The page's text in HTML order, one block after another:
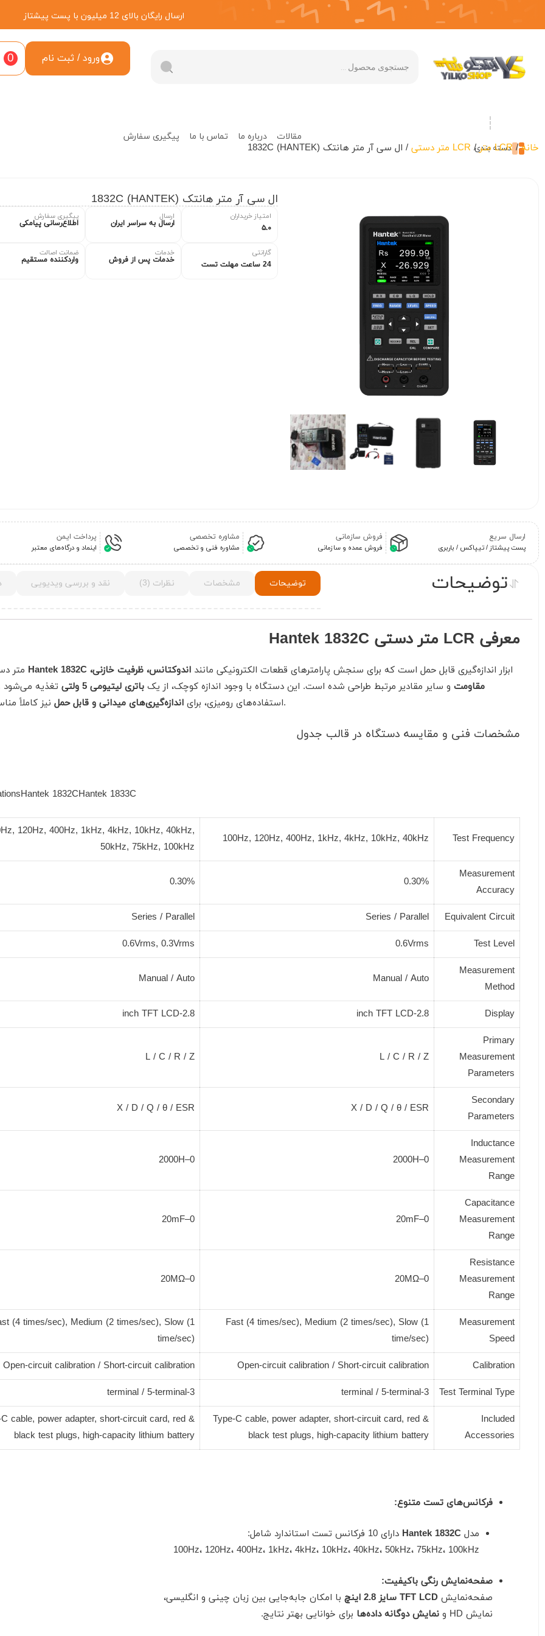
ارسال رایگان بالای 12 میلیون با پست پیشتاز
ورود / ثبت نام 0
دسته بندی
مقالات درباره ما تماس با ما پیگیری سفارش
خانه/ LCR متر / LCR متر دستی / ال سی آر متر هانتک (HANTEK) 1832C
ال سی آر متر هانتک (HANTEK) 1832C
امتیاز خریداران
۵.۰
ارسال
ارسال به سراسر ایران
پیگیری سفارش
اطلاع‌رسانی پیامکی
گارانتی
24 ساعت مهلت تست
خدمات
خدمات پس از فروش
ضمانت اصالت
واردکننده مستقیم
ارسال سریع
پست پیشتاز / تیپاکس / باربری
فروش سازمانی
فروش عمده و سازمانی
مشاوره تخصصی
مشاوره فنی و تخصصی
پرداخت ایمن
اینماد و درگاه‌های معتبر
توضیحات مشخصات نظرات (3) نقد و بررسی ویدیویی توضیحات
معرفی LCR متر دستی Hantek 1832C
Hantek 1832C ابزار اندازه‌گیری قابل حمل است که برای سنجش پارامترهای قطعات الکترونیکی مانند اندوکتانس، ظرفیت خازنی،
مقاومت و سایر مقادیر مرتبط طراحی شده‌ است. این دستگاه‌ با وجود اندازه کوچک، از یک باتری لیتیومی 5 ولتی
تغذیه می‌شود
استفاده‌های رومیزی، برای اندازه‌گیری‌های میدانی و قابل حمل نیز کاملاً مناسب‌ است.
مشخصات فنی و مقایسه دستگاه در قالب جدول
1832CHantek 1833C
Test Frequency
100Hz, 120Hz, 400Hz, 1kHz, 4kHz, 10kHz, 40kHz
120Hz, 400Hz, 1kHz, 4kHz, 10kHz, 40kHz,
50kHz, 75kHz, 100kHz
Measurement
Accuracy
0.30%
0.30%
Equivalent Circuit
Series / Parallel
Series / Parallel
Test Level
0.6Vrms
0.6Vrms, 0.3Vrms
Measurement
Method
Manual / Auto
Manual / Auto
Display
2.8-inch TFT LCD
2.8-inch TFT LCD
Primary
Measurement
Parameters
L / C / R / Z
L / C / R / Z
Secondary
Parameters
X / D / Q / θ / ESR
X / D / Q / θ / ESR
Inductance
Measurement
Range
0–2000H
0–2000H
Capacitance
Measurement
Range
0–20mF
0–20mF
Resistance
Measurement
Range
0–20MΩ
0–20MΩ
Measurement
Speed
Fast (4 times/sec), Medium (2 times/sec), Slow (1
time/sec)
(4 times/sec), Medium (2 times/sec), Slow (1
time/sec)
Calibration
Open-circuit calibration / Short-circuit calibration
Open-circuit calibration / Short-circuit calibration
Test Terminal Type
3-terminal / 5-terminal
3-terminal / 5-terminal
Included
Accessories
Type-C cable, power adapter, short-circuit card, red &
black test plugs, high-capacity lithium battery
cable, power adapter, short-circuit card, red &
black test plugs, high-capacity lithium battery
فرکانس‌های تست متنوع:
مدلHantek 1832C دارای 10 فرکانس تست استاندارد شامل:
100Hz، 120Hz، 400Hz، 1kHz، 4kHz، 10kHz، 40kHz، 50kHz، 75kHz، 100kHz
صفحه‌نمایش رنگی باکیفیت:
صفحه‌نمایش TFT LCD سایز 2.8 اینچ
با امکان جابه‌جایی بین زبان چینی و انگلیسی،
نمایش HD و
نمایش دوگانه داده‌ها برای خوانایی بهتر نتایج.